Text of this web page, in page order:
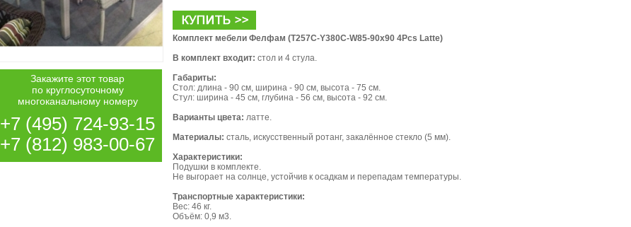
Закажите этот товар
по круглосуточному
многоканальному номеру
+7 (495) 724-93-15
+7 (812) 983-00-67
Комплект мебели Фелфам (T257C-Y380C-W85-90x90 4Pcs Latte)
В комплект входит: стол и 4 стула.
Габариты:
Стол: длина - 90 см, ширина - 90 см, высота - 75 см.
Стул: ширина - 45 см, глубина - 56 см, высота - 92 см.
Варианты цвета: латте.
Материалы: сталь, искусственный ротанг, закалённое стекло (5 мм).
Характеристики:
Подушки в комплекте.
Не выгорает на солнце, устойчив к осадкам и перепадам температуры.
Транспортные характеристики:
Вес: 46 кг.
Объём: 0,9 м3.